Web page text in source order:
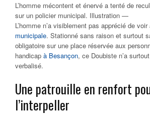
L’homme mécontent et énervé a tenté de
sur un policier municipal. Illustration —
L’homme n’a visiblement pas apprécié de
municipale. Stationné sans raison et surtout
obligatoire sur une place réservée aux
handicap à Besançon, ce Doubiste n’a
verbalisé.
Une patrouille en renfort
l’interpeller